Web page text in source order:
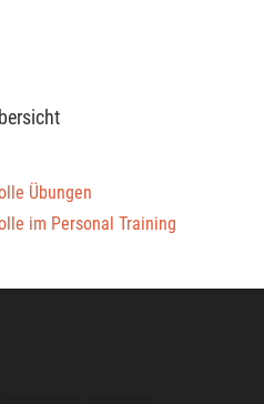
Übungen
im Personal Training